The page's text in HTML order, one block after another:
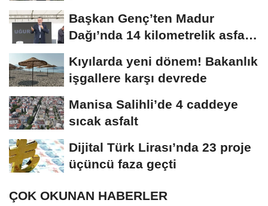
Başkan Genç’ten Madur
Dağı’nda 14 kilometrelik asfalt
Kıyılarda yeni dönem! Bakanlık
işgallere karşı devrede
Manisa Salihli’de 4 caddeye
sıcak asfalt
Dijital Türk Lirası’nda 23 proje
üçüncü faza geçti
ÇOK OKUNAN HABERLER